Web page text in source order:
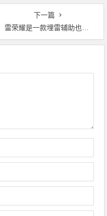
下一篇
雷荣耀是一款埋雷辅助也是一款牛牛辅助